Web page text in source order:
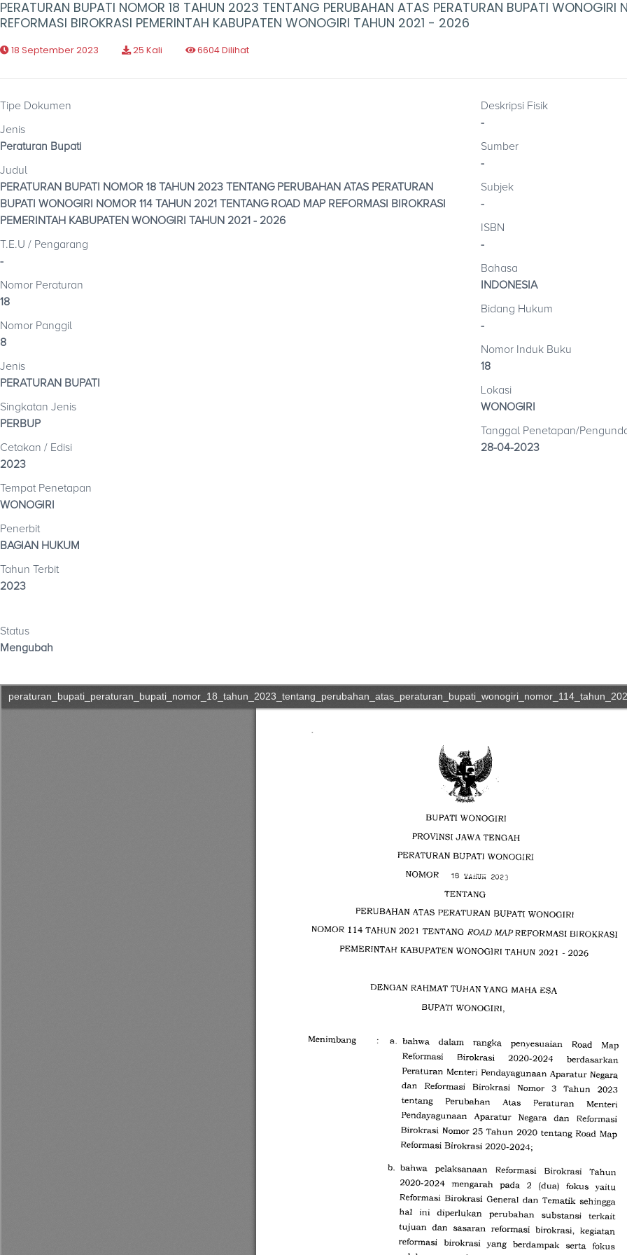
PERATURAN BUPATI NOMOR 18 TAHUN 2023 TENTANG PERUBAHAN ATAS PERATURAN BUPATI WONOGIRI
REFORMASI BIROKRASI PEMERINTAH KABUPATEN WONOGIRI TAHUN 2021 - 2026
18 September 2023 25 Kali 6604 Dilihat
Tipe Dokumen
Jenis
Peraturan Bupati
Judul
PERATURAN BUPATI NOMOR 18 TAHUN 2023 TENTANG PERUBAHAN ATAS PERATURAN
BUPATI WONOGIRI NOMOR 114 TAHUN 2021 TENTANG ROAD MAP REFORMASI BIROKRASI
PEMERINTAH KABUPATEN WONOGIRI TAHUN 2021 - 2026
T.E.U / Pengarang
-
Nomor Peraturan
18
Nomor Panggil
8
Jenis
PERATURAN BUPATI
Singkatan Jenis
PERBUP
Cetakan / Edisi
2023
Tempat Penetapan
WONOGIRI
Penerbit
BAGIAN HUKUM
Tahun Terbit
2023
Deskripsi Fisik
-
Sumber
-
Subjek
-
ISBN
-
Bahasa
INDONESIA
Bidang Hukum
-
Nomor Induk Buku
18
Lokasi
WONOGIRI
Tanggal Penetapan/
28-04-2023
Status
Mengubah